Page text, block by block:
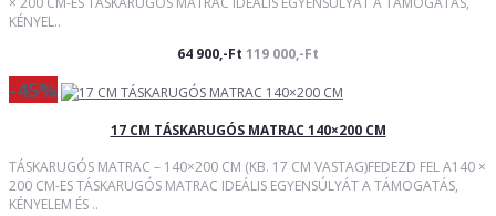
KÉNYEL..
64 900,-Ft 119 000,-Ft
-45%
17 CM TÁSKARUGÓS MATRAC 140×200 CM
TÁSKARUGÓS MATRAC – 140×200 CM (KB. 17 CM VASTAG)FEDEZD FEL A140 ×
200 CM-ES TÁSKARUGÓS MATRAC IDEÁLIS EGYENSÚLYÁT A TÁMOGATÁS,
KÉNYELEM ÉS ..